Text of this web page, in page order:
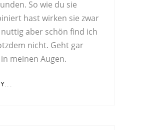
So wie du sie
hast wirken sie zwar
aber schön find ich
nicht. Geht gar
meinen Augen.